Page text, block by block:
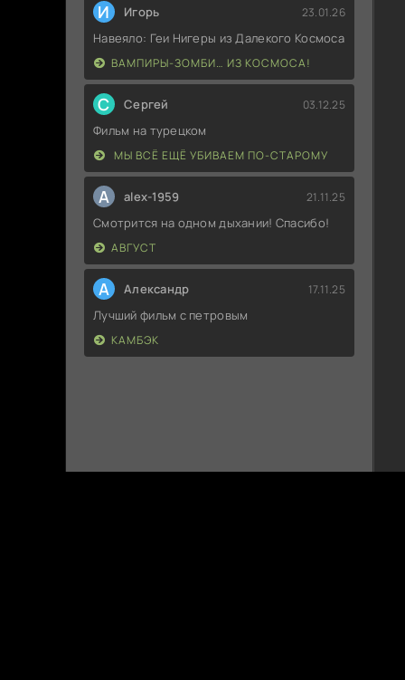
И Игорь 23.01.26
Навеяло: Геи Нигеры из Далекого Космоса
ВАМПИРЫ-ЗОМБИ… ИЗ КОСМОСА!
С Сергей 03.12.25
Фильм на турецком
МЫ ВСЁ ЕЩЁ УБИВАЕМ ПО-СТАРОМУ
A alex-1959 21.11.25
Смотрится на одном дыхании! Спасибо!
АВГУСТ
А Александр 17.11.25
Лучший фильм с петровым
КАМБЭК